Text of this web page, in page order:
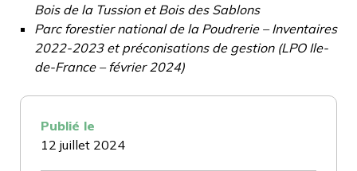
Publié le
12 juillet 2024
Bois de la Tussion et Bois des Sablons
Parc forestier national de la Poudrerie – Inventaires
2022-2023 et préconisations de gestion (LPO Ile-
de-France – février 2024)